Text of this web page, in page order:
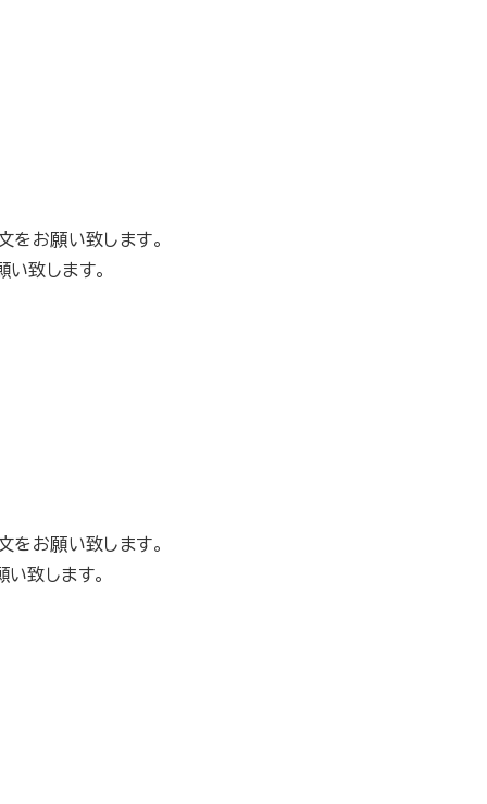
お願い致します。
致します。
お願い致します。
致します。